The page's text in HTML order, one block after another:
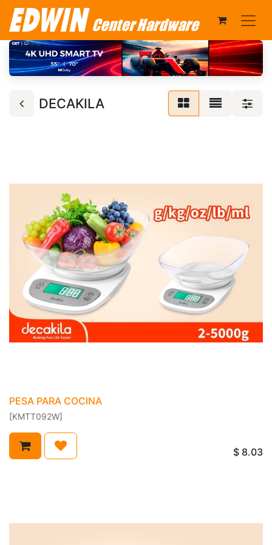
DECAKILA
PESA PARA COCINA
[KMTT092W]
$ 8.03